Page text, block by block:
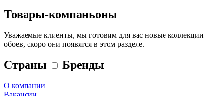
Товары-компаньоны
Уважаемые клиенты, мы готовим для вас новые коллекции
обоев, скоро они появятся в этом разделе.
Страны Бренды
О компании
Вакансии